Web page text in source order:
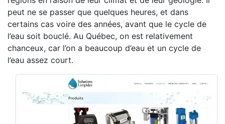
peut ne se passer que quelques heures, et dans
certains cas voire des années, avant que le cycle de
l’eau soit bouclé. Au Québec, on est relativement
chanceux, car l’on a beaucoup d’eau et un cycle de
l’eau assez court.